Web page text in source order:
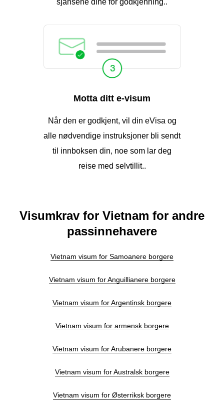
sjansene dine for godkjenning..
Motta ditt e-visum
Når den er godkjent, vil din eVisa og
alle nødvendige instruksjoner bli sendt
til innboksen din, noe som lar deg
reise med selvtillit..
Visumkrav for Vietnam for andre
passinnehavere
Vietnam visum for Samoanere borgere
Vietnam visum for Anguillianere borgere
Vietnam visum for Argentinsk borgere
Vietnam visum for armensk borgere
Vietnam visum for Arubanere borgere
Vietnam visum for Australsk borgere
Vietnam visum for Østerriksk borgere